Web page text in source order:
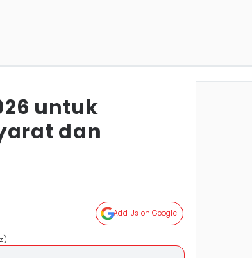
untuk
dan
Add Us on Google